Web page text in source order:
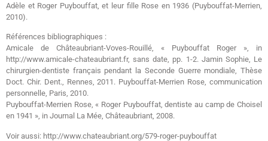
Adèle et Roger Puybouffat, et leur fille Rose en 1936 (Puybouffat-Merrien,
2010).
Références bibliographiques :
Amicale de Châteaubriant-Voves-Rouillé, « Puybouffat Roger », in
http://www.amicale-chateaubriant.fr, sans date, pp. 1-2. Jamin Sophie, Le
chirurgien-dentiste français pendant la Seconde Guerre mondiale, Thèse
Doct. Chir. Dent., Rennes, 2011. Puybouffat-Merrien Rose, communication
personnelle, Paris, 2010.
Puybouffat-Merrien Rose, « Roger Puybouffat, dentiste au camp de Choisel
en 1941 », in Journal La Mée, Châteaubriant, 2008.
Voir aussi: http://www.chateaubriant.org/579-roger-puybouffat